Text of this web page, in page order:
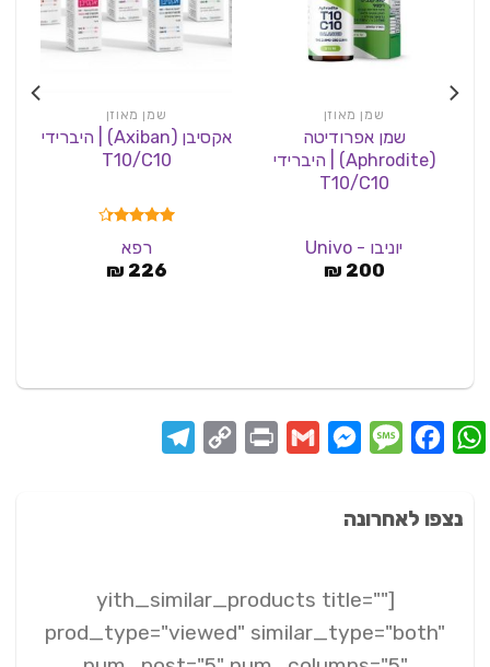
שמן מאוזן
שמן אפרודיטה
(Aphrodite) | היברידי
T10/C10
יוניבו - Univo
200
₪
שמן מאוזן
אקסיבן (Axiban) | היברידי
T10/C10
רפא
226
₪
WhatsApp
Facebook
Message
Messenger
Gmail
Print
Copy
Telegram
נצפו לאחרונה
[yith_similar_products title=""
prod_type="viewed" similar_type="both"